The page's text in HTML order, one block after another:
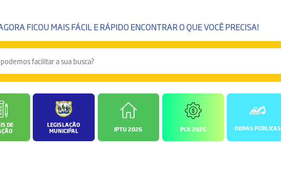
FICOU MAIS FÁCIL E RÁPIDO ENCONTRAR O QUE VOCÊ PRECISA!
DE
LEGISLAÇÃO
MUNICIPAL
IPTU 2026 PCA 2025 OBRAS PÚBLICAS